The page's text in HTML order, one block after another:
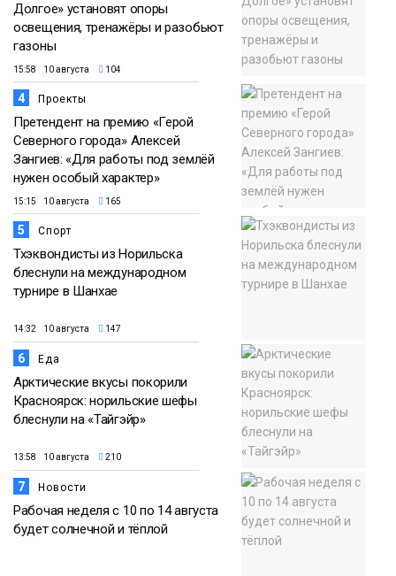
Долгое» установят опоры
освещения, тренажёры и разобьют
газоны
15:58 10 августа 104
4 Проекты
Претендент на премию «Герой
Северного города» Алексей
Зангиев: «Для работы под землёй
нужен особый характер»
15:15 10 августа 165
5 Спорт
Тхэквондисты из Норильска
блеснули на международном
турнире в Шанхае
14:32 10 августа 147
6 Еда
Арктические вкусы покорили
Красноярск: норильские шефы
блеснули на «Тайгэйр»
13:58 10 августа 210
7 Новости
Рабочая неделя с 10 по 14 августа
будет солнечной и тёплой